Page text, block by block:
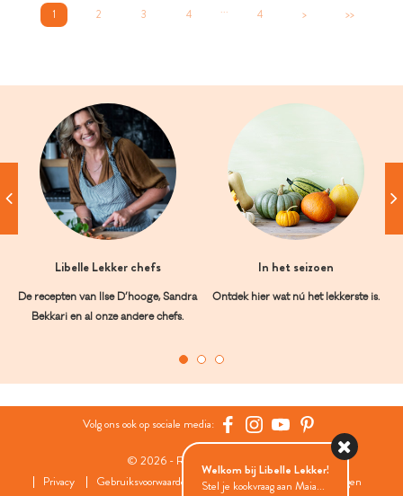
1 2 3 4 ... 4 > >>
Libelle Lekker chefs
De recepten van Ilse D’hooge, Sandra
Bekkari en al onze andere chefs.
In het seizoen
Ontdek hier wat nú het lekkerste is.
Volg ons ook op sociale media:
© 2026 - Roularta Media Group
Privacy
Gebruiksvoorwaarden Cookies Cookies instellingen
Welkom bij Libelle Lekker!
Stel je kookvraag aan Maia...